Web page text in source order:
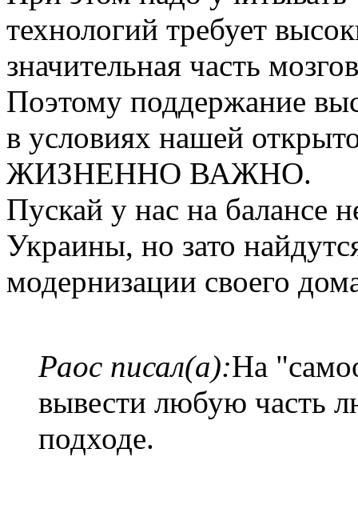
технологий требует
значительная часть
Поэтому поддержание
в условиях нашей
ЖИЗНЕННО ВАЖНО.
Пускай у нас на балансе
Украины, но зато
модернизации своего
Раос писал(а):На
вывести любую часть
подходе.